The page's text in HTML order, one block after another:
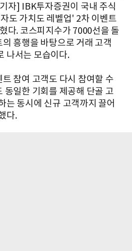
자] IBK투자증권이 국내 주식
도 가치도 레벨업' 2차 이벤트
다. 코스피지수가 7000선을 돌
흥행을 바탕으로 거래 고객
나서는 모습이다.
참여 고객도 다시 참여할 수
동일한 기회를 제공해 단골 고
는 동시에 신규 고객까지 끌어
다.